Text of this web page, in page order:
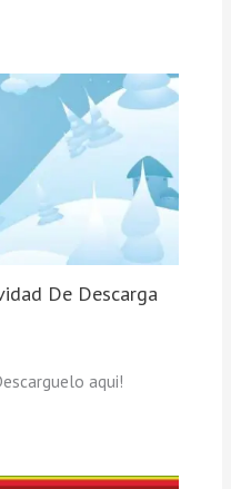
De Descarga
aqui!